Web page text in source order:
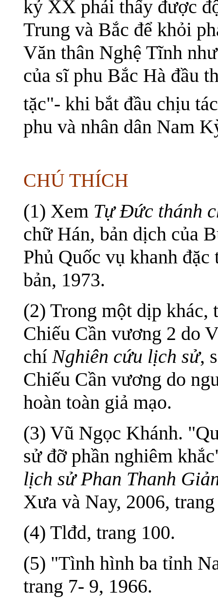
kỷ XX phải thấy được
Trung và Bắc để khỏi
Văn thân Nghệ Tĩnh
của sĩ phu Bắc Hà đầu
tặc"- khi bắt đầu chịu
phu và nhân dân Nam
CHÚ THÍCH
(1) Xem Tự Đức thánh
chữ Hán, bản dịch của
Phủ Quốc vụ khanh
bản, 1973.
(2) Trong một dịp khác,
Chiếu Cần vương 2 do
chíNghiên cứu lịch sử,
Chiếu Cần vương do
hoàn toàn giả mạo.
(3) Vũ Ngọc Khánh.
sử đỡ phần nghiêm
lịch sử Phan Thanh
Xưa và Nay, 2006,
(4) Tlđd, trang 100.
(5) "Tình hình ba tỉnh
trang 7- 9, 1966.